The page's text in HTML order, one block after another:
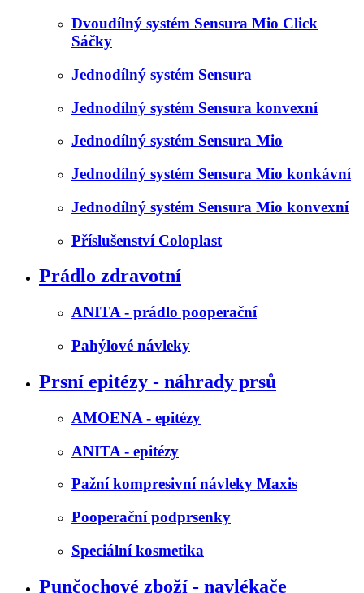
Dvoudílný systém Sensura Mio Click
Sáčky
Jednodílný systém Sensura
Jednodílný systém Sensura konvexní
Jednodílný systém Sensura Mio
Jednodílný systém Sensura Mio konkávní
Jednodílný systém Sensura Mio konvexní
Příslušenství Coloplast
Prádlo zdravotní
ANITA - prádlo pooperační
Pahýlové návleky
Prsní epitézy - náhrady prsů
AMOENA - epitézy
ANITA - epitézy
Pažní kompresivní návleky Maxis
Pooperační podprsenky
Speciální kosmetika
Punčochové zboží - navlékače